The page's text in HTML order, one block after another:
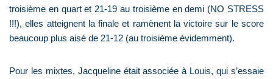
troisième en quart et 21-19 au troisième en demi (NO STRESS
!!!), elles atteignent la finale et ramènent la victoire sur le score
beaucoup plus aisé de 21-12 (au troisième évidemment).
Pour les mixtes, Jacqueline était associée à Louis, qui s’essaie